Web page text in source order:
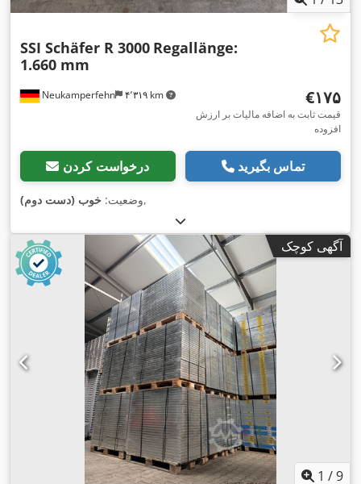
Neukamperfehn ۴٬۳۱۹ km
SSI Schäfer R 3000 Regallänge:
1.660 mm
‎€۱۷۵
قیمت ثابت به اضافه مالیات بر ارزش
افزوده
درخواست کردن تماس بگیرید
وضعیت: خوب (دست دوم) ,
آگهی کوچک
1 /9